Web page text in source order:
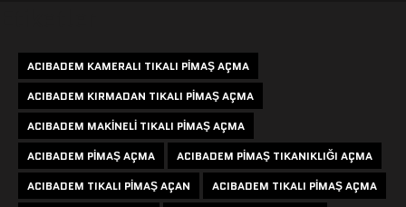
ACIBADEM KAMERALI TIKALI PIMAŞ AÇMA
ACIBADEM KIRMADAN TIKALI PIMAŞ AÇMA
ACIBADEM MAKINELI TIKALI PIMAŞ AÇMA
ACIBADEM PIMAŞ AÇMA
ACIBADEM PIMAŞ TIKANIKLIĞI AÇMA
ACIBADEM TIKALI PIMAŞ AÇAN
ACIBADEM TIKALI PIMAŞ AÇMA